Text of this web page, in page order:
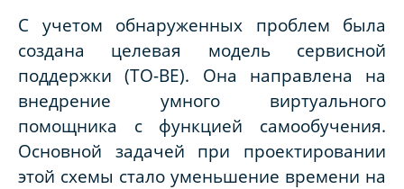
С учетом обнаруженных проблем была
создана целевая модель сервисной
поддержки (TO-BE). Она направлена на
внедрение умного виртуального
помощника с функцией самообучения.
Основной задачей при проектировании
этой схемы стало уменьшение времени на